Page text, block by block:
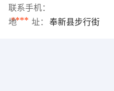
联系手机：
****
地 址： 奉新县步行街